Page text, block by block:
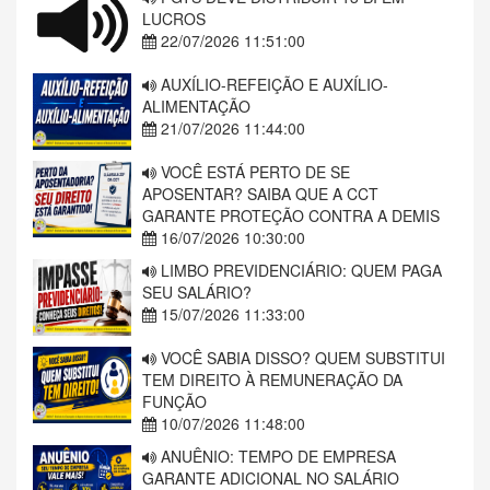
para os trabalhadores e lembrou que o governo
desbloqueou, no início do ano, cerca de 12 bilhões de
contas do Fundo.
“Ao ser demitida, a pessoa não pode sacar o saldo do
seu FGTS — e demissões acontecem todos os dias.
Já temos 13 milhões de trabalhadores com valores
bloqueados, que somam R$ 6,5 bilhões. O saque-
aniversário enfraquece o Fundo tanto como reserva do
trabalhador quanto como instrumento de investimento
em infraestrutura, habitação e saneamento”, afirmou o
ministro.
Luiz Marinho, ministro do Trabalho e Emprego
Ao optar pela modalidade saque-aniversário, o
trabalhador abre mão do direito de sacar o saldo
integral em caso de demissão sem justa causa,
mantendo apenas o direito à multa rescisória de 40%.
MODALIDADE— Entre 2020 e 2025, as operações
de alienação do FGTS somaram R$ 236 bilhões.
Atualmente, o Fundo conta com 42 milhões de
trabalhadores ativos, dos quais 21,5 milhões (51%)
LUCROS
22/07/2026 11:51:00
AUXÍLIO-REFEIÇÃO E AUXÍLIO-
ALIMENTAÇÃO
21/07/2026 11:44:00
VOCÊ ESTÁ PERTO DE SE
APOSENTAR? SAIBA QUE A CCT
GARANTE PROTEÇÃO CONTRA A DEMIS
16/07/2026 10:30:00
LIMBO PREVIDENCIÁRIO: QUEM PAGA
SEU SALÁRIO?
15/07/2026 11:33:00
VOCÊ SABIA DISSO? QUEM SUBSTITUI
TEM DIREITO À REMUNERAÇÃO DA
FUNÇÃO
10/07/2026 11:48:00
ANUÊNIO: TEMPO DE EMPRESA
GARANTE ADICIONAL NO SALÁRIO